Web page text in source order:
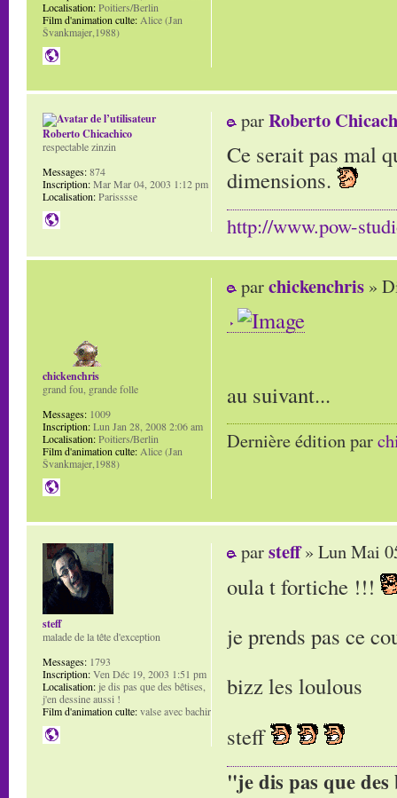
Localisation:Poitiers/Berlin
Film d'animation culte: Alice (Jan
Švankmajer,1988)
parRoberto
Ce serait pas mal
dimensions.
http://www.pow-
Roberto Chicachico
respectable zinzin
Messages:874
Inscription:Mar Mar 04, 2003 1:12 pm
Localisation:Parisssse
parchickenchris »
au suivant...
Dernière édition par
chickenchris
grand fou, grande folle
Messages: 1009
Inscription:Lun Jan 28, 2008 2:06 am
Localisation:Poitiers/Berlin
Film d'animation culte: Alice (Jan
Švankmajer,1988)
parsteff» Lun Mai
oula t fortiche !!!
je prends pas ce
bizz les loulous
steff
"je dis pas que
steff
malade de la tête d'exception
Messages: 1793
Inscription:Ven Déc 19, 2003 1:51 pm
Localisation:je dis pas que des bêtises,
j'en dessine aussi !
Film d'animation culte:valse avec bachir